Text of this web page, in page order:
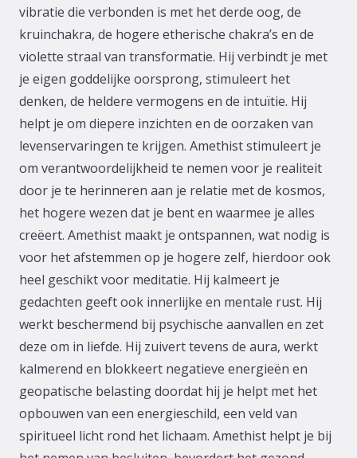
vibratie die verbonden is met het derde oog, de
kruinchakra, de hogere etherische chakra’s en de
violette straal van transformatie. Hij verbindt je met
je eigen goddelijke oorsprong, stimuleert het
denken, de heldere vermogens en de intuïtie. Hij
helpt je om diepere inzichten en de oorzaken van
levenservaringen te krijgen. Amethist stimuleert je
om verantwoordelijkheid te nemen voor je realiteit
door je te herinneren aan je relatie met de kosmos,
het hogere wezen dat je bent en waarmee je alles
creëert. Amethist maakt je ontspannen, wat nodig is
voor het afstemmen op je hogere zelf, hierdoor ook
heel geschikt voor meditatie. Hij kalmeert je
gedachten geeft ook innerlijke en mentale rust. Hij
werkt beschermend bij psychische aanvallen en zet
deze om in liefde. Hij zuivert tevens de aura, werkt
kalmerend en blokkeert negatieve energieën en
geopatische belasting doordat hij je helpt met het
opbouwen van een energieschild, een veld van
spiritueel licht rond het lichaam. Amethist helpt je bij